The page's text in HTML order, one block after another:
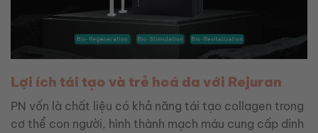
Lợi ích tái tạo và trẻ hoá da với Rejuran
PN vốn là chất liệu có khả năng tái tạo collagen trong
cơ thể con người, hình thành mạch máu cung cấp dinh